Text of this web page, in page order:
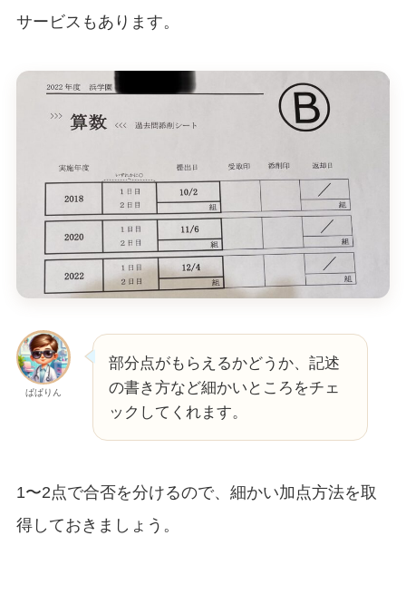
サービスもあります。
ぱぱりん
部分点がもらえるかどうか、記述
の書き方など細かいところをチェ
ックしてくれます。
1〜2点で合否を分けるので、細かい加点方法を取
得しておきましょう。